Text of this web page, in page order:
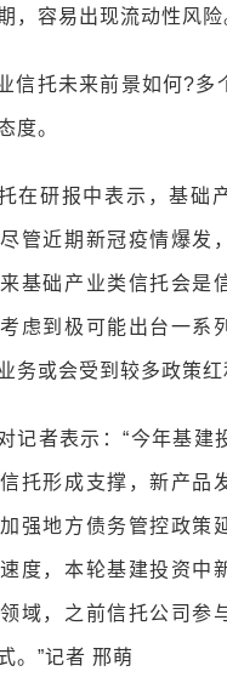
，容易出现流动性风险
信托未来前景如何?多
度。
在研报中表示，基础
管近期新冠疫情爆发
基础产业类信托会是
虑到极可能出台一系
务或会受到较多政策红
记者表示：“今年基建
托形成支撑，新产品
强地方债务管控政策
度，本轮基建投资中
域，之前信托公司参
。”记者 邢萌